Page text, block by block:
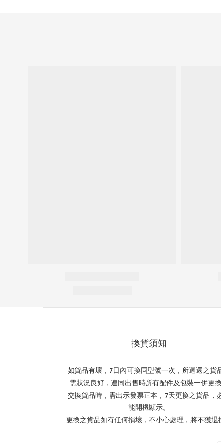
換貨須知
如貨品有壞，7日內可換同型號一次，所退還之貨
需狀況良好，連同出售時所有配件及包裝一併更
交換貨品時，需出示發票正本，7天更換之貨品，
能開機顯示。
更換之貨品如有任何損壞，不小心處理，將不獲退